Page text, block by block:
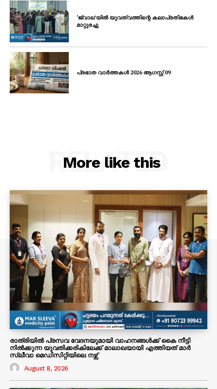
‘ജ്വാല’യിൽ യുവത്വത്തിന്റെ കലാപ്രതിഭകൾ
മാറ്റുരച്ചു
പ്രഭാത വാർത്തകൾ 2026 ആഗസ്റ്റ് 09
More like this
RELATED
രാത്രിയിൽ പ്രസവ വേദനയുമായി വാഹനങ്ങൾക്ക് കൈ നീട്ടി
നിൽക്കുന്ന യുവതിക്കരികിലേക്ക് മാലാഖയായി എത്തിയത് മാർ
സ്ലീവാ മെഡിസിറ്റിയിലെ നഴ്സ്
August 8, 2026